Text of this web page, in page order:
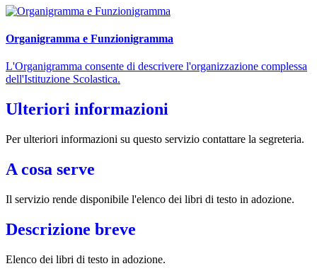
Organigramma e Funzionigramma
L'Organigramma consente di descrivere l'organizzazione complessa
dell'Istituzione Scolastica.
Ulteriori informazioni
Per ulteriori informazioni su questo servizio contattare la segreteria.
A cosa serve
Il servizio rende disponibile l'elenco dei libri di testo in adozione.
Descrizione breve
Elenco dei libri di testo in adozione.